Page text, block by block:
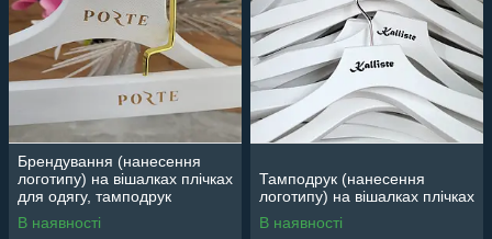
Брендування (нанесення
логотипу) на вішалках плічках
для одягу, тамподрук
В наявності
Тамподрук (нанесення
логотипу) на вішалках плічках
В наявності